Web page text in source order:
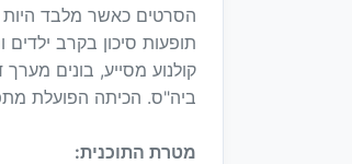
הסרטים כאשר מלבד היות
תופעות סיכון בקרב ילדים
קולנוע מסייע, בונים
ביה"ס. הכיתה הפועלת
מטרת התוכנית: